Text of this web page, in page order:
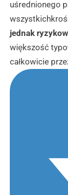
uśrednionego
jednak
większość
całkowicie